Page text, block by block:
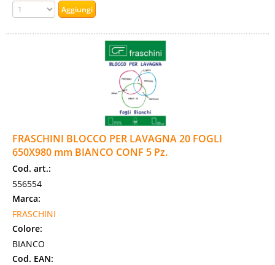
FRASCHINI BLOCCO PER LAVAGNA 20 FOGLI
650X980 mm BIANCO CONF 5 Pz.
Cod. art.:
556554
Marca:
FRASCHINI
Colore:
BIANCO
Cod. EAN: